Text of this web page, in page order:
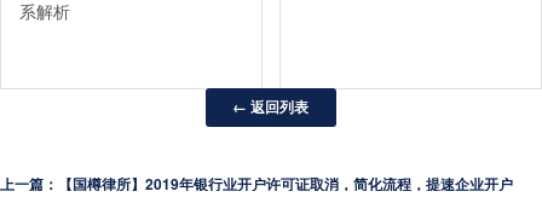
系解析
← 返回列表
上一篇：【国樽律所】2019年银行业开户许可证取消，简化流程，提速企业开户